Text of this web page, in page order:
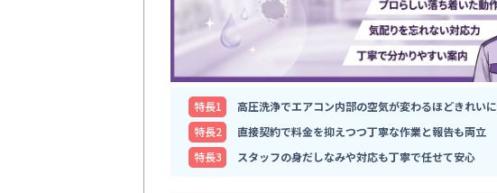
特⻑1
高圧洗浄でエアコン内部の空気が変わるほどきれいに
特⻑2
直接契約で料金を抑えつつ丁寧な作業と報告も両立
特⻑3
スタッフの身だしなみや対応も丁寧で任せて安心